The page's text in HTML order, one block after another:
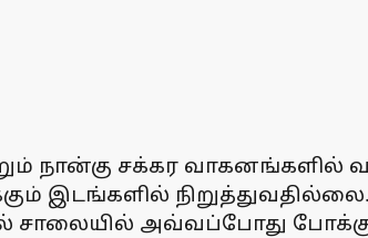
நான்கு சக்கர வாகனங்களில்
இடங்களில்
அவ்வப்போது